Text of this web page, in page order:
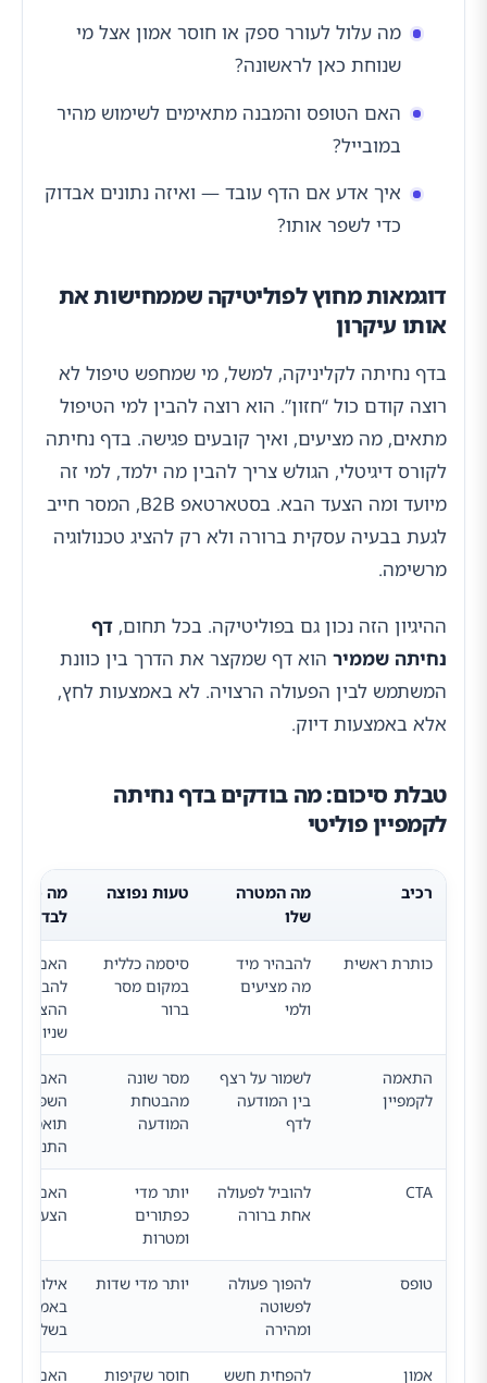
מה עלול לעורר ספק או חוסר אמון אצל מי
שנוחת כאן לראשונה?
האם הטופס והמבנה מתאימים לשימוש מהיר
במובייל?
איך אדע אם הדף עובד — ואיזה נתונים אבדוק
כדי לשפר אותו?
דוגמאות מחוץ לפוליטיקה שממחישות את
אותו עיקרון
בדף נחיתה לקליניקה, למשל, מי שמחפש טיפול לא
רוצה קודם כול “חזון”. הוא רוצה להבין למי הטיפול
מתאים, מה מציעים, ואיך קובעים פגישה. בדף נחיתה
לקורס דיגיטלי, הגולש צריך להבין מה ילמד, למי זה
מיועד ומה הצעד הבא. בסטארטאפ B2B, המסר חייב
לגעת בבעיה עסקית ברורה ולא רק להציג טכנולוגיה
מרשימה.
ההיגיון הזה נכון גם בפוליטיקה. בכל תחום, דף
נחיתה שממיר הוא דף שמקצר את הדרך בין כוונת
המשתמש לבין הפעולה הרצויה. לא באמצעות לחץ,
אלא באמצעות דיוק.
טבלת סיכום: מה בודקים בדף נחיתה
לקמפיין פוליטי
רכיב
מה המטרה
שלו
טעות נפוצה
מה כדאי
לבדוק
כותרת ראשית
להבהיר מיד
מה מציעים
ולמי
סיסמה כללית
במקום מסר
ברור
האם
להבין את
ההצעה
שניות
התאמה
לקמפיין
לשמור על רצף
בין המודעה
לדף
מסר שונה
מהבטחת
המודעה
האם
השפה
תואמים
התנועה
CTA
להוביל לפעולה
אחת ברורה
יותר מדי
כפתורים
ומטרות
האם
הצעד הבא
טופס
להפוך פעולה
לפשוטה
ומהירה
יותר מדי שדות
אילו שדות
באמת
בשלב
אמון
להפחית חשש
חוסר שקיפות
האם יש